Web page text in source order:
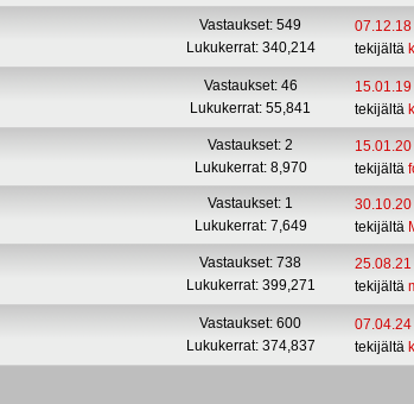
Vastaukset: 549
Lukukerrat: 340,214
tekijältä
Vastaukset: 46
Lukukerrat: 55,841
tekijältä
Vastaukset: 2
Lukukerrat: 8,970
tekijältä
Vastaukset: 1
Lukukerrat: 7,649
tekijältä
Vastaukset: 738
Lukukerrat: 399,271
tekijältä
Vastaukset: 600
Lukukerrat: 374,837
tekijältä